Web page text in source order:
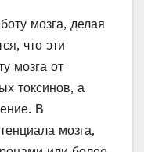
мозга, делая
что эти
мозга от
токсинов, а
В
мозга,